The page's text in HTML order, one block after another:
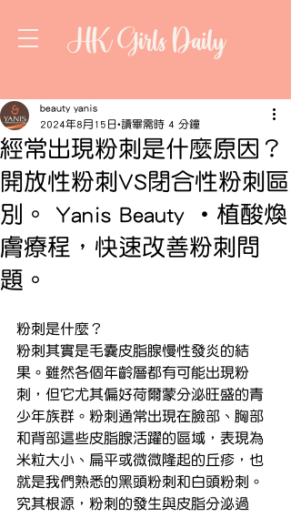
HK Girls Daily
經常出現粉刺是什麼原因？
開放性粉刺VS閉合性粉刺區
別。 Yanis Beauty ・植酸煥
膚療程，快速改善粉刺問
題。
beauty yanis
2024年8月15日 讀畢需時 4 分鐘
粉刺是什麼？
粉刺其實是毛囊皮脂腺慢性發炎的結
果。雖然各個年齡層都有可能出現粉
刺，但它尤其偏好荷爾蒙分泌旺盛的青
少年族群。粉刺通常出現在臉部、胸部
和背部這些皮脂腺活躍的區域，表現為
米粒大小、扁平或微微隆起的丘疹，也
就是我們熟悉的黑頭粉刺和白頭粉刺。
究其根源，粉刺的發生與皮脂分泌過